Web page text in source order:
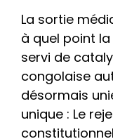
La sortie
à quel point
servi de
congolaise
désormais
unique : Le